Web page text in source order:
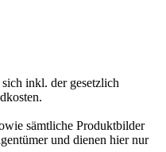
inkl. der gesetzlich
sämtliche Produktbilder
und dienen hier nur